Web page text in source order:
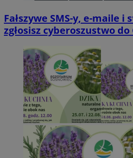
Fałszywe SMS-y, e-maile i
zgłosisz cyberoszustwo do